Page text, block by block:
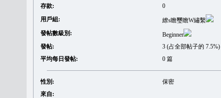
存款:
0
用戶組:
繚s瞻璽瞻W繡繫
發帖數級別:
Beginner
發帖:
3 (占全部帖子的 7.5%)
平均每日發帖:
0 篇
性別:
保密
來自: